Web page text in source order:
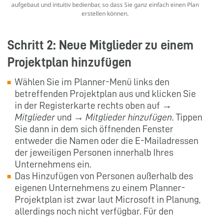
aufgebaut und intuitiv bedienbar, so dass Sie ganz einfach einen Plan
erstellen können.
Schritt 2: Neue Mitglieder zu einem
Projektplan hinzufügen
Wählen Sie im Planner-Menü links den
betreffenden Projektplan aus und klicken Sie
in der Registerkarte rechts oben auf →
Mitgliederund → Mitglieder hinzufügen. Tippen
Sie dann in dem sich öffnenden Fenster
entweder die Namen oder die E-Mailadressen
der jeweiligen Personen innerhalb Ihres
Unternehmens ein.
Das Hinzufügen von Personen außerhalb des
eigenen Unternehmens zu einem Planner-
Projektplan ist zwar laut Microsoft in Planung,
allerdings noch nicht verfügbar. Für den